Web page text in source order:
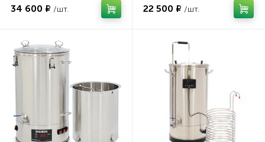
34 600 ₽ /шт. 22 500 ₽ /шт.